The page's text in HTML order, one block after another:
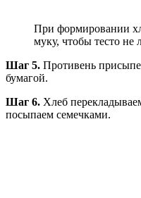
При формировании
муку, чтобы тесто не
Шаг 5. Противень
бумагой.
Шаг 6. Хлеб
посыпаем семечками.